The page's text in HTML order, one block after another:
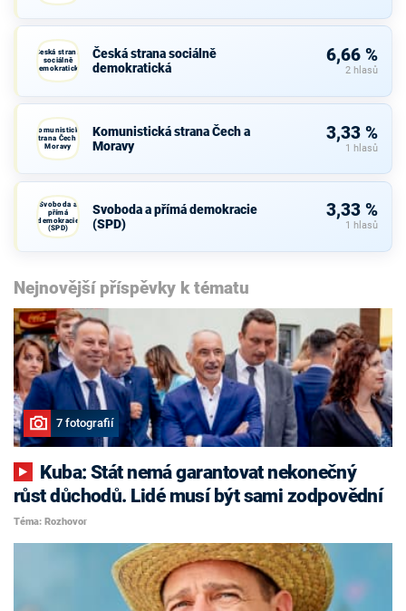
Česká strana
sociálně
demokratická
Česká strana sociálně
demokratická
6,66 %
2 hlasů
Komunistická
strana Čech a
Moravy
Komunistická strana Čech a
Moravy
3,33 %
1 hlasů
Svoboda a
přímá
demokracie
(SPD)
Svoboda a přímá demokracie
(SPD)
3,33 %
1 hlasů
Nejnovější příspěvky k tématu
7 fotografií
růst důchodů. Lidé musí být sami zodpovědní
Téma: Rozhovor